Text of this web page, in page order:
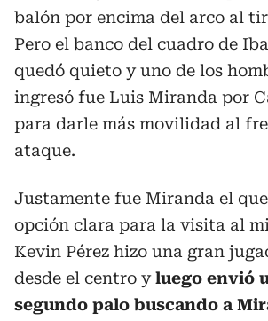
balón por encima del arco al
Pero el banco del cuadro de
quedó quieto y uno de los
ingresó fue Luis Miranda por
para darle más movilidad al
ataque.
Justamente fue Miranda el
opción clara para la visita al
Kevin Pérez hizo una gran
desde el centro yluego envió
segundo palo buscando a